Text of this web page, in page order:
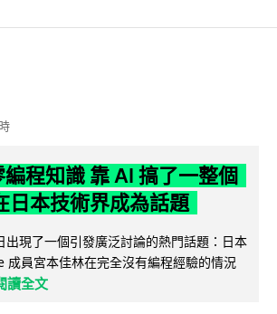
編程知識 靠 AI 搞了一整個
日本技術界成為話題
出現了一個引發廣泛討論的熱門話題：日本
成員宮本佳林在完全沒有編程經驗的情況
讀全文